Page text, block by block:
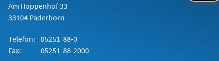
Am Hoppenhof 33
33104 Paderborn
Telefon: 05251 88-0
Fax:
05251 88-2000